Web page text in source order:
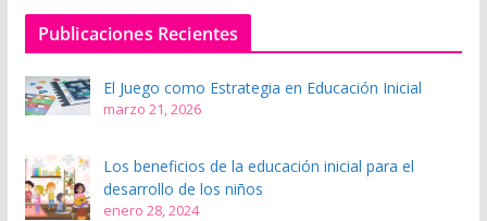
Publicaciones Recientes
El Juego como Estrategia en Educación Inicial
marzo 21, 2026
Los beneficios de la educación inicial para el
desarrollo de los niños
enero 28, 2024